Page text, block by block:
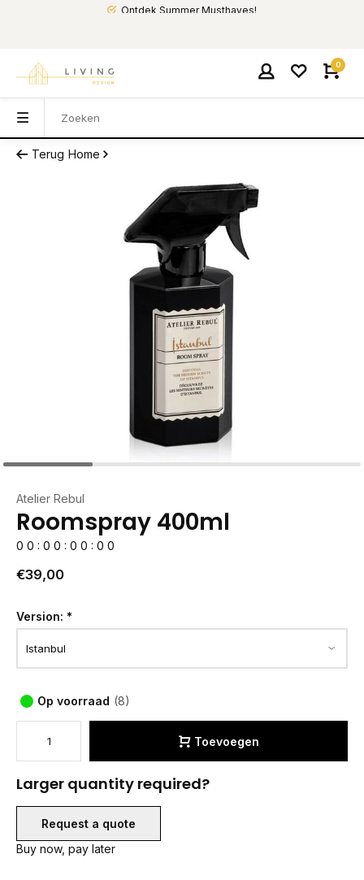
Ontdek Summer Musthaves!
0
Terug Home
Atelier Rebul
Roomspray 400ml
0 0 : 0 0 : 0 0 : 0 0
€39,00
Version: *
Op voorraad (8)
Toevoegen
Larger quantity required?
Request a quote
Buy now, pay later